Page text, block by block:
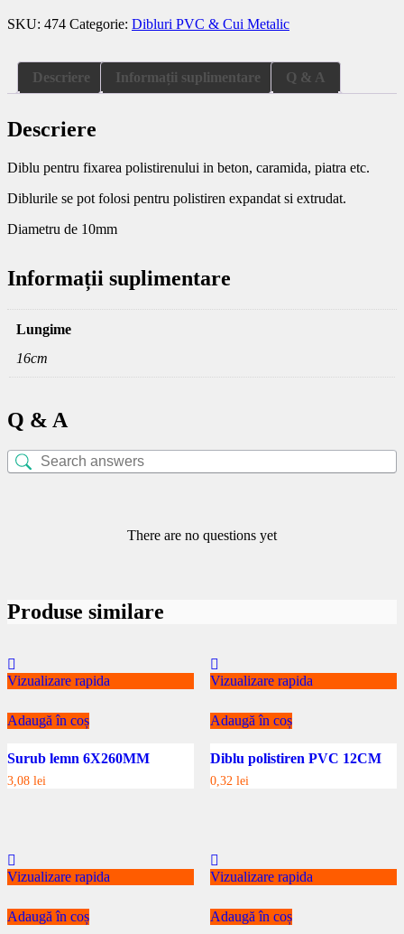
16CM
SKU: 474 Categorie: Dibluri PVC & Cui Metalic
Descriere Informații suplimentare Q & A
Descriere
Diblu pentru fixarea polistirenului in beton, caramida, piatra etc.
Diblurile se pot folosi pentru polistiren expandat si extrudat.
Diametru de 10mm
Informații suplimentare
Lungime
16cm
Q & A
There are no questions yet
Produse similare
Vizualizare rapida
Adaugă în coș
Surub lemn 6X260MM
3,08 lei
Vizualizare rapida
Adaugă în coș
Diblu polistiren PVC 12CM
0,32 lei
Vizualizare rapida
Adaugă în coș
Vizualizare rapida
Adaugă în coș